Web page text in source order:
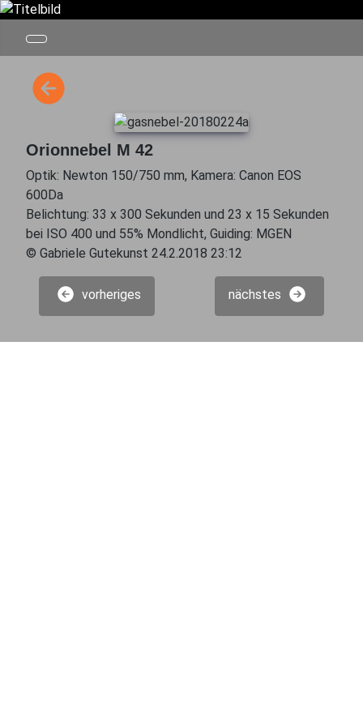
Orionnebel M 42
Optik: Newton 150/750 mm, Kamera: Canon EOS
600Da
Belichtung: 33 x 300 Sekunden und 23 x 15 Sekunden
bei ISO 400 und 55% Mondlicht, Guiding: MGEN
© Gabriele Gutekunst 24.2.2018 23:12
vorheriges nächstes